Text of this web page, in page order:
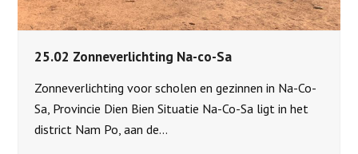
25.02 Zonneverlichting Na-co-Sa
Zonneverlichting voor scholen en gezinnen in Na-Co-
Sa, Provincie Dien Bien Situatie Na-Co-Sa ligt in het
district Nam Po, aan de…